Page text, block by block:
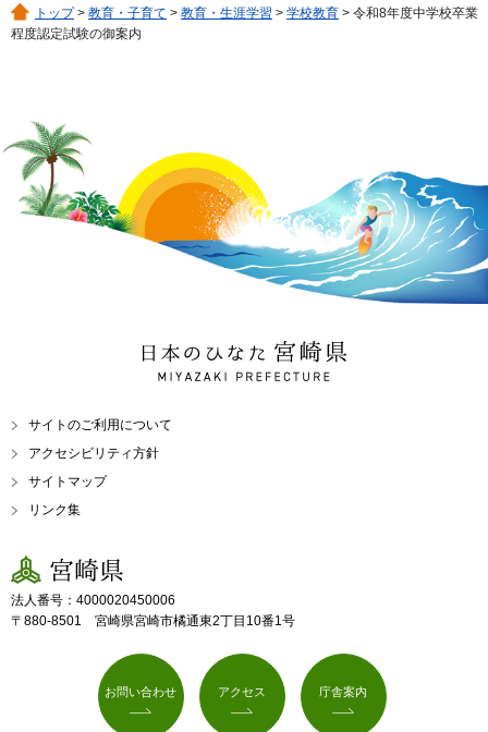
トップ> 教育・子育て > 教育・生涯学習 > 学校教育 > 令和8年度中学校卒業
程度認定試験の御案内
日本のひなた 宮崎県
MIYAZAKI PREFECTURE
サイトのご利用について
アクセシビリティ方針
サイトマップ
リンク集
宮崎県
法人番号：4000020450006
〒880-8501 宮崎県宮崎市橘通東2丁目10番1号
お問い合わせ アクセス 庁舎案内